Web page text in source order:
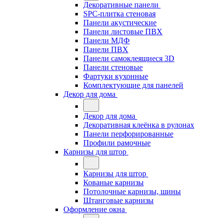
Декоративные панели
SPC-плитка стеновая
Панели акустические
Панели листовые ПВХ
Панели МДФ
Панели ПВХ
Панели самоклеящиеся 3D
Панели стеновые
Фартуки кухонные
Комплектующие для панелей
Декор для дома
Декор для дома
Декоративная клеёнка в рулонах
Панели перфорированные
Профили рамочные
Карнизы для штор
Карнизы для штор
Кованые карнизы
Потолочные карнизы, шины
Штанговые карнизы
Оформление окна